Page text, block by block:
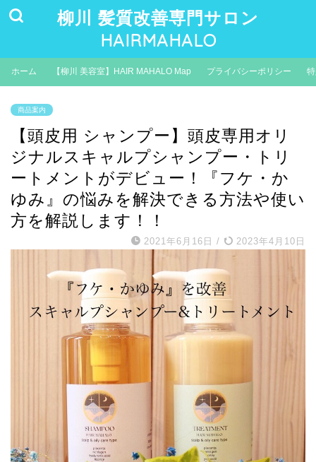
柳川 髪質改善専門サロン
HAIRMAHALO
ホーム 【柳川 美容室】HAIR MAHALO Map プライバシーポリシー
商品案内
【頭皮用 シャンプー】頭皮専用オリ
ジナルスキャルプシャンプー・トリ
ートメントがデビュー！『フケ・か
ゆみ』の悩みを解決できる方法や使い
方を解説します！！
2021年6月16日 / 2023年4月10日